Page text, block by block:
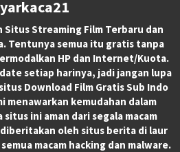
Situs Streaming Film Terbaru dan
Tentunya semua itu gratis tanpa
HP dan Internet/Kuota.
setiap harinya, jadi jangan lupa
Download Film Gratis Sub Indo
menawarkan kemudahan dalam
ini aman dari segala macam
oleh situs berita di laur
macam hacking dan malware.